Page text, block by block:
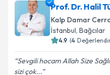
için bir takvim
bilgilendireceğiz.
E-posta Adresiniz
Prof. Dr. Halil
Kalp Damar
İstanbul, Bağcılar
4.9 (4
Sevgili hocam Allah Size
sizi çok...